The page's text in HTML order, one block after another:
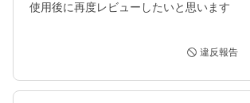
使用後に再度レビューしたいと思います
違反報告